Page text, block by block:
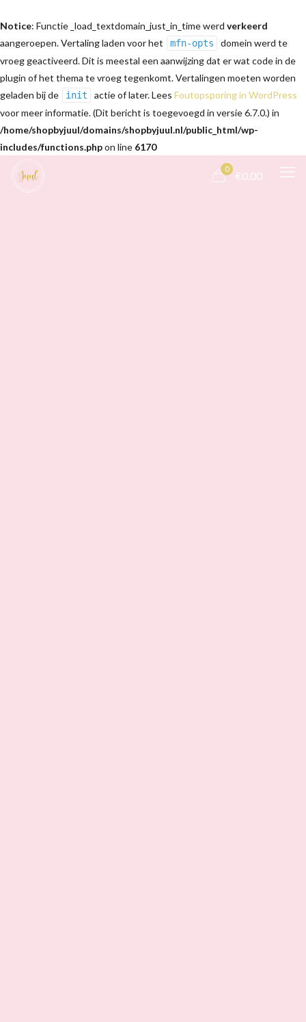
Notice: Functie _load_textdomain_just_in_time werd verkeerd
aangeroepen. Vertaling laden voor het
mfn-opts
domein werd te
vroeg geactiveerd. Dit is meestal een aanwijzing dat er wat code in de
plugin of het thema te vroeg tegenkomt. Vertalingen moeten worden
geladen bij de
init actie of later. Lees Foutopsporing in WordPress
voor meer informatie. (Dit bericht is toegevoegd in versie 6.7.0.) in
/home/shopbyjuul/domains/shopbyjuul.nl/public_html/wp-
includes/functions.phpon line 6170
0
€0,00